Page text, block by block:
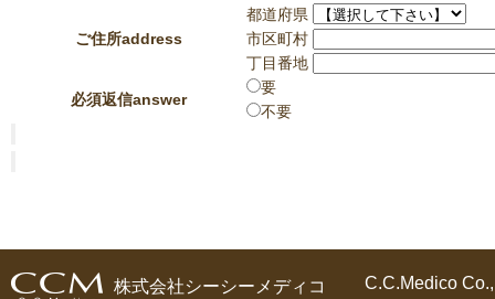
ご住所address
都道府県
市区町村
丁目番地
必須返信answer
要
不要
株式会社シーシーメディコ C.C.Medico